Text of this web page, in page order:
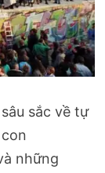
sắc về tự
những